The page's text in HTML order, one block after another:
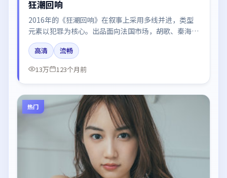
狂潮回响
2016年的《狂潮回响》在叙事上采用多线并进，类型
元素以犯罪为核心。出品面向法国市场，胡歌、秦海
璐、易烊千玺所饰角色推动关键反转，结尾留白引发讨
论。
高清
流畅
13万
123个月前
热门